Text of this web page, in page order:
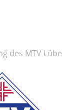
des MTV